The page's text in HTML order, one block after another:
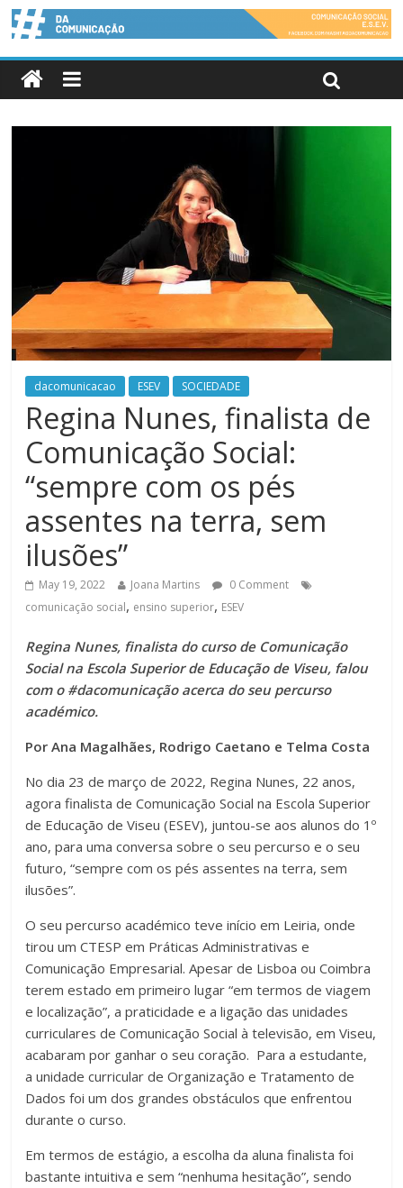
dacomunicacao ESEV SOCIEDADE
Regina Nunes, finalista de
Comunicação Social:
“sempre com os pés
assentes na terra, sem
ilusões”
May 19, 2022 Joana Martins
0 Comment
comunicação social, ensino superior, ESEV
Regina Nunes, finalista do curso de Comunicação
Social na Escola Superior de Educação de Viseu, falou
com o #dacomunicação acerca do seu percurso
académico.
Por Ana Magalhães, Rodrigo Caetano e Telma Costa
No dia 23 de março de 2022, Regina Nunes, 22 anos,
agora finalista de Comunicação Social na Escola Superior
de Educação de Viseu (ESEV), juntou-se aos alunos do 1º
ano, para uma conversa sobre o seu percurso e o seu
futuro, “sempre com os pés assentes na terra, sem
ilusões”.
O seu percurso académico teve início em Leiria, onde
tirou um CTESP em Práticas Administrativas e
Comunicação Empresarial. Apesar de Lisboa ou Coimbra
terem estado em primeiro lugar “em termos de viagem
e localização”, a praticidade e a ligação das unidades
curriculares de Comunicação Social à televisão, em Viseu,
acabaram por ganhar o seu coração. Para a estudante,
a unidade curricular de Organização e Tratamento de
Dados foi um dos grandes obstáculos que enfrentou
durante o curso.
Em termos de estágio, a escolha da aluna finalista foi
bastante intuitiva e sem “nenhuma hesitação”, sendo